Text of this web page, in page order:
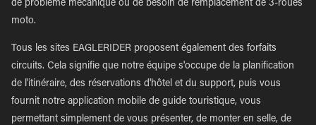
de problème mécanique ou de besoin de remplacement de 3-roues
moto.
Tous les sites EAGLERIDER proposent également des forfaits
circuits. Cela signifie que notre équipe s'occupe de la planification
de l'itinéraire, des réservations d'hôtel et du support, puis vous
fournit notre application mobile de guide touristique, vous
permettant simplement de vous présenter, de monter en selle, de